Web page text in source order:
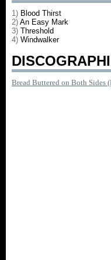
1) Blood Thirst
2) An Easy Mark
3) Threshold
4) Windwalker
Bread Buttered on Both Sides